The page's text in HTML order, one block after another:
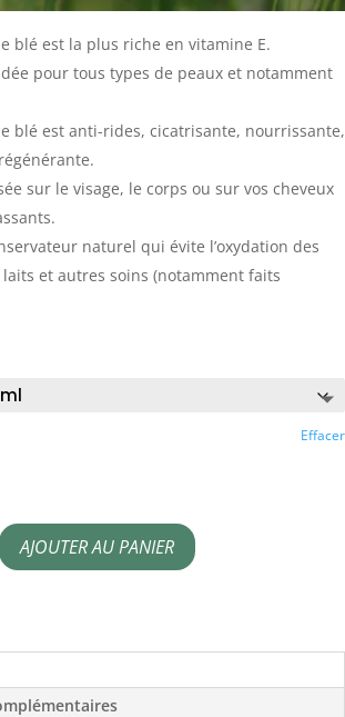
blé est la plus riche en vitamine E.
pour tous types de peaux et notamment
blé est anti-rides, cicatrisante, nourrissante,
sur le visage, le corps ou sur vos cheveux
naturel qui évite l’oxydation des
et autres soins (notamment faits
Effacer
AJOUTER AU PANIER